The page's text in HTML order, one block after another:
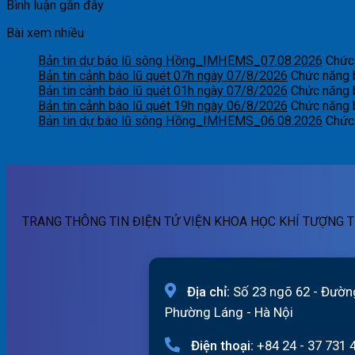
Bình luận gần đây
Bài xem nhiều
Bản tin dự báo lũ sông Hồng_IMHEMS_07.08.2026
Bản tin cảnh báo lũ quét 07h ngày 07/8/2026 Chức năng
Bản tin cảnh báo lũ quét 01h ngày 07/8/2026 Chức năng
Bản tin cảnh báo lũ quét 19h ngày 06/8/2026 Chức năng
Bản tin dự báo lũ sông Hồng_IMHEMS_06.08.2026
TRANG THÔNG TIN ĐIỆN TỬ VIỆN KHOA HỌC KHÍ TƯỢNG
Địa chỉ: Số 23 ngõ 62 -
Phường Láng - Hà Nội
Điện thoại: +84 24 - 37 731